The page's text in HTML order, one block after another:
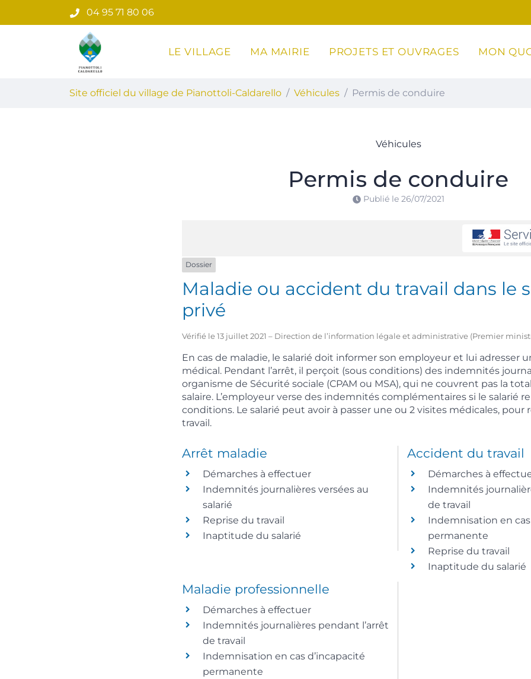
au
04 95 71 80 06
Site officiel du village de Pianottoli-Caldarello
LE VILLAGE MA MAIRIE PROJETS ET OUVRAGES MON
Site officiel du village de Pianottoli-Caldarello Véhicules Permis de conduire
Véhicules
Permis de conduire
Publié le 26/07/2021
Dossier
Maladie ou accident du travail dans le
privé
Vérifié le 13 juillet 2021 – Direction de l’information légale et administrative (Premier
En cas de maladie, le salarié doit informer son employeur et lui adresser
médical. Pendant l’arrêt, il perçoit (sous conditions) des indemnités
organisme de Sécurité sociale (CPAM ou MSA), qui ne couvrent pas la
salaire. L’employeur verse des indemnités complémentaires si le salarié
conditions. Le salarié peut avoir à passer une ou 2 visites médicales, pour
travail.
Arrêt maladie
Démarches à effectuer
Indemnités journalières versées au
salarié
Reprise du travail
Inaptitude du salarié
Accident du travail
Démarches à
Indemnités
de travail
Indemnisation en cas
permanente
Reprise du travail
Inaptitude du salarié
Maladie professionnelle
Démarches à effectuer
Indemnités journalières pendant l’arrêt
de travail
Indemnisation en cas d’incapacité
permanente